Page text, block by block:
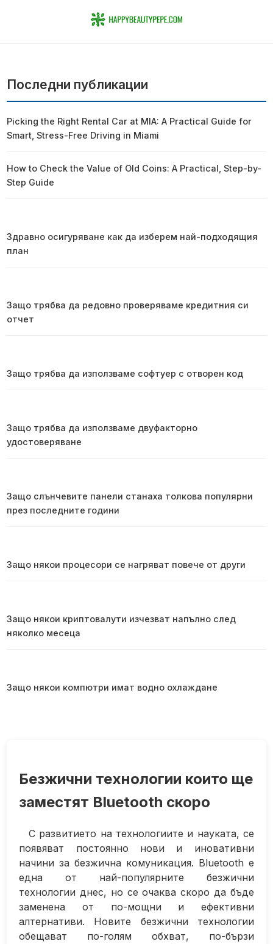
Безжични технологии които ще
заместят Bluetooth скоро
С развитието на технологиите и науката, се
появяват постоянно нови и иновативни
начини за безжична комуникация. Bluetooth е
една от най-популярните безжични
технологии днес, но се очаква скоро да бъде
заменена от по-мощни и ефективни
алтернативи. Новите безжични технологии
обещават по-голям обхват, по-бързи
Последни публикации
Picking the Right Rental Car at MIA: A Practical Guide for
Smart, Stress-Free Driving in Miami
How to Check the Value of Old Coins: A Practical, Step-by-
Step Guide
Здравно осигуряване как да изберем най-подходящия
план
Защо трябва да редовно проверяваме кредитния си
отчет
Защо трябва да използваме софтуер с отворен код
Защо трябва да използваме двуфакторно
удостоверяване
Защо слънчевите панели станаха толкова популярни
през последните години
Защо някои процесори се нагряват повече от други
Защо някои криптовалути изчезват напълно след
няколко месеца
Защо някои компютри имат водно охлаждане